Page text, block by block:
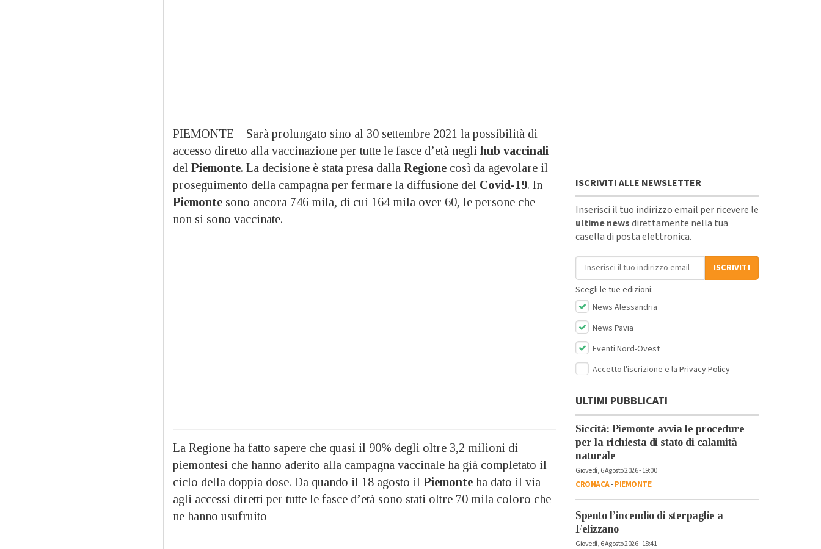
PIEMONTE – Sarà prolungato sino al 30 settembre 2021 la possibilità di
accesso diretto alla vaccinazione per tutte le fasce d’età negli hub vaccinali
del Piemonte. La decisione è stata presa dalla Regione così da agevolare il
proseguimento della campagna per fermare la diffusione del Covid-19. In
Piemonte sono ancora 746 mila, di cui 164 mila over 60, le persone che
non si sono vaccinate.
La Regione ha fatto sapere che quasi il 90% degli oltre 3,2 milioni di
piemontesi che hanno aderito alla campagna vaccinale ha già completato il
ciclo della doppia dose. Da quando il 18 agosto il Piemonte ha dato il via
agli accessi diretti per tutte le fasce d’età sono stati oltre 70 mila coloro che
ne hanno usufruito
ISCRIVITI ALLE NEWSLETTER
Inserisci il tuo indirizzo email per ricevere le
ultime newsdirettamente nella tua
casella di posta elettronica.
Indirizzo email
ISCRIVITI
Scegli le tue edizioni:
News Alessandria
News Pavia
Eventi Nord-Ovest
Accetto l'iscrizione e la Privacy Policy
ULTIMI PUBBLICATI
Siccità: Piemonte avvia le procedure
per la richiesta di stato di calamità
naturale
Giovedì, 6 Agosto 2026 - 19:00
CRONACA-PIEMONTE
Spento l’incendio di sterpaglie a
Felizzano
Giovedì, 6 Agosto 2026 - 18:41